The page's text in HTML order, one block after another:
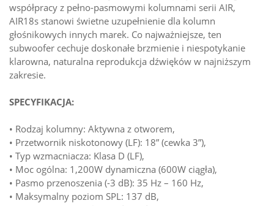
współpracy z pełno-pasmowymi kolumnami serii AIR,
AIR18s stanowi świetne uzupełnienie dla kolumn
głośnikowych innych marek. Co najważniejsze, ten
subwoofer cechuje doskonałe brzmienie i niespotykanie
klarowna, naturalna reprodukcja dźwięków w najniższym
zakresie.
SPECYFIKACJA:
• Rodzaj kolumny: Aktywna z otworem,
• Przetwornik niskotonowy (LF): 18” (cewka 3”),
• Typ wzmacniacza: Klasa D (LF),
• Moc ogólna: 1,200W dynamiczna (600W ciągła),
• Pasmo przenoszenia (-3 dB): 35 Hz – 160 Hz,
• Maksymalny poziom SPL: 137 dB,